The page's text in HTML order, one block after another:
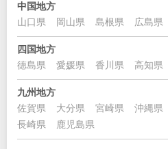
中国地方
山口県
岡山県 島根県 広島県
四国地方
徳島県
愛媛県 香川県 高知県
九州地方
佐賀県
大分県 宮崎県 沖縄県
長崎県
鹿児島県